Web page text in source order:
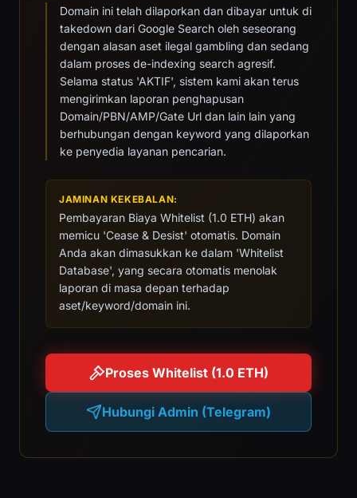
Domain ini telah dilaporkan dan dibayar untuk di
takedown dari Google Search oleh seseorang
dengan alasan aset ilegal gambling dan sedang
dalam proses de-indexing search agresif.
Selama status 'AKTIF', sistem kami akan terus
mengirimkan laporan penghapusan
Domain/PBN/AMP/Gate Url dan lain lain yang
berhubungan dengan keyword yang dilaporkan
ke penyedia layanan pencarian.
JAMINAN KEKEBALAN:
Pembayaran Biaya Whitelist (1.0 ETH) akan
memicu 'Cease & Desist' otomatis. Domain
Anda akan dimasukkan ke dalam 'Whitelist
Database', yang secara otomatis menolak
laporan di masa depan terhadap
aset/keyword/domain ini.
Proses Whitelist (1.0 ETH)
Hubungi Admin (Telegram)